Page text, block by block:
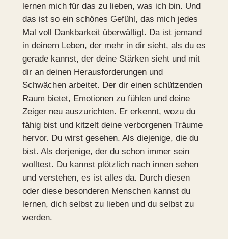
lernen mich für das zu lieben, was ich bin. Und
das ist so ein schönes Gefühl, das mich jedes
Mal voll Dankbarkeit überwältigt. Da ist jemand
in deinem Leben, der mehr in dir sieht, als du es
gerade kannst, der deine Stärken sieht und mit
dir an deinen Herausforderungen und
Schwächen arbeitet. Der dir einen schützenden
Raum bietet, Emotionen zu fühlen und deine
Zeiger neu auszurichten. Er erkennt, wozu du
fähig bist und kitzelt deine verborgenen Träume
hervor. Du wirst gesehen. Als diejenige, die du
bist. Als derjenige, der du schon immer sein
wolltest. Du kannst plötzlich nach innen sehen
und verstehen, es ist alles da. Durch diesen
oder diese besonderen Menschen kannst du
lernen, dich selbst zu lieben und du selbst zu
werden.